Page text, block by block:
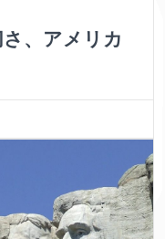
、アメリカ